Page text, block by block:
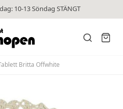
10-13 Söndag STÄNGT
Britta Offwhite